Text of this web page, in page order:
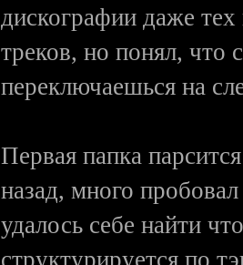
дискографии даже
треков, но понял, что
переключаешься на
Первая папка
назад, много
удалось себе найти